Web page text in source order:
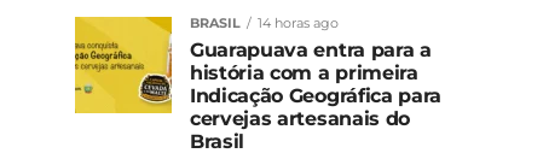
BRASIL 14 horas ago
Guarapuava entra para a
história com a primeira
Indicação Geográfica para
cervejas artesanais do
Brasil